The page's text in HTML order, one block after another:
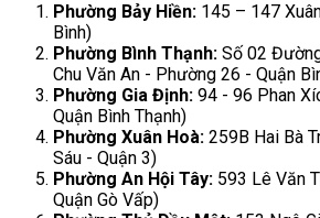
Phường Bảy Hiền: 145 – 147
Bình)
Phường Bình Thạnh: Số 02
Chu Văn An - Phường 26 - Quận
Phường Gia Định: 94 - 96 Phan
Quận Bình Thạnh)
Phường Xuân Hoà: 259B Hai Bà
Sáu - Quận 3)
Phường An Hội Tây: 593 Lê Văn
Quận Gò Vấp)